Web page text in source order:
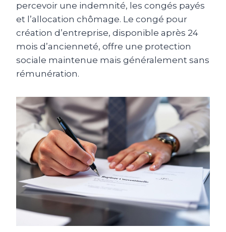
percevoir une indemnité, les congés payés
et l’allocation chômage. Le congé pour
création d’entreprise, disponible après 24
mois d’ancienneté, offre une protection
sociale maintenue mais généralement sans
rémunération.